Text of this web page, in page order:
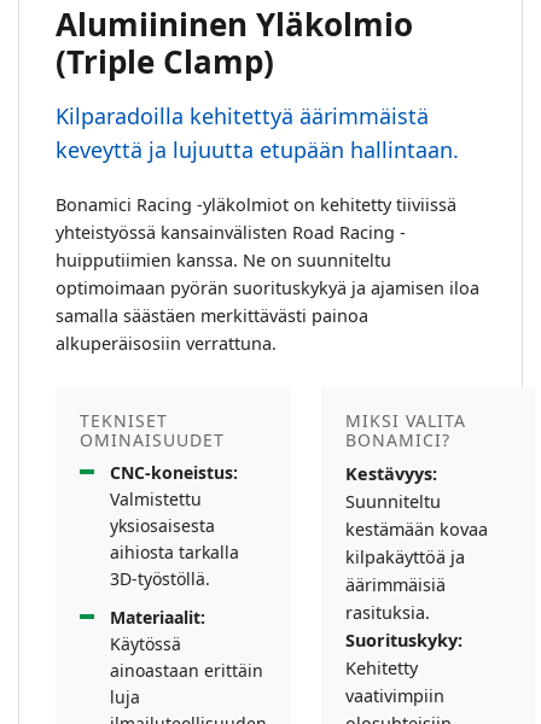
Alumiininen Yläkolmio
(Triple Clamp)
Kilparadoilla kehitettyä äärimmäistä
keveyttä ja lujuutta etupään hallintaan.
Bonamici Racing -yläkolmiot on kehitetty tiiviissä
yhteistyössä kansainvälisten Road Racing -
huipputiimien kanssa. Ne on suunniteltu
optimoimaan pyörän suorituskykyä ja ajamisen iloa
samalla säästäen merkittävästi painoa
alkuperäisosiin verrattuna.
TEKNISET
OMINAISUUDET
CNC-koneistus:
Valmistettu
yksiosaisesta
aihiosta tarkalla
3D-työstöllä.
Materiaalit:
Käytössä
ainoastaan erittäin
luja
MIKSI VALITA
BONAMICI?
Kestävyys:
Suunniteltu
kestämään kovaa
kilpakäyttöä ja
äärimmäisiä
rasituksia.
Suorituskyky:
Kehitetty
vaativimpiin